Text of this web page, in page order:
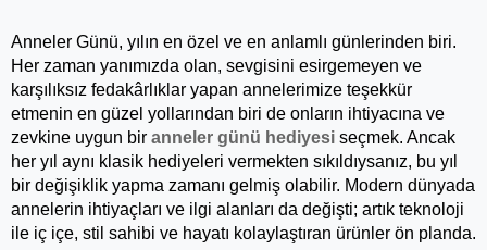
Anneler Günü, yılın en özel ve en anlamlı günlerinden biri.
Her zaman yanımızda olan, sevgisini esirgemeyen ve
karşılıksız fedakârlıklar yapan annelerimize teşekkür
etmenin en güzel yollarından biri de onların ihtiyacına ve
zevkine uygun bir anneler günü hediyesi seçmek. Ancak
her yıl aynı klasik hediyeleri vermekten sıkıldıysanız, bu yıl
bir değişiklik yapma zamanı gelmiş olabilir. Modern dünyada
annelerin ihtiyaçları ve ilgi alanları da değişti; artık teknoloji
ile iç içe, stil sahibi ve hayatı kolaylaştıran ürünler ön planda.